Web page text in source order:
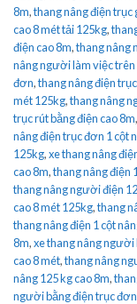
8m,thang nâng điện trục
cao 8 mét tải 125kg,
điện cao 8m,thang nâng
nâng người làm việc trên
đơn,thang nâng điện
mét 125kg,thang nâng
trục rút bằng điện cao 8m
nâng điện trục đơn 1 cột
125kg,xe thang nâng
cao 8m,thang nâng điện
thang nâng người điện
cao 8 mét 125kg,thang
thang nâng điện 1 cột
8m,xe thang nâng người
cao 8 mét,thang nâng
nâng 125 kg cao 8m,
người bằng điện trục